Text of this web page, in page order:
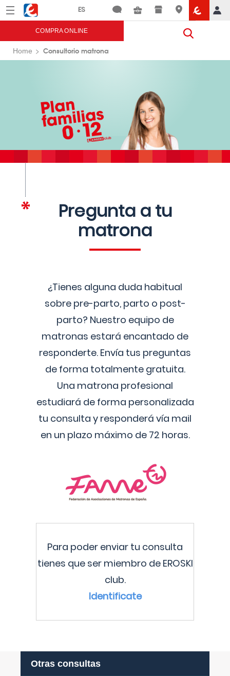
Menú Eroski
COMPRA ONLINE
Home Consultorio matrona
Pregunta a tu
matrona
¿Tienes alguna duda habitual
sobre pre-parto, parto o post-
parto? Nuestro equipo de
matronas estará encantado de
responderte. Envía tus preguntas
de forma totalmente gratuita.
Una matrona profesional
estudiará de forma personalizada
tu consulta y responderá vía mail
en un plazo máximo de 72 horas.
Para poder enviar tu consulta
tienes que ser miembro de EROSKI
club.
Identificate
Otras consultas